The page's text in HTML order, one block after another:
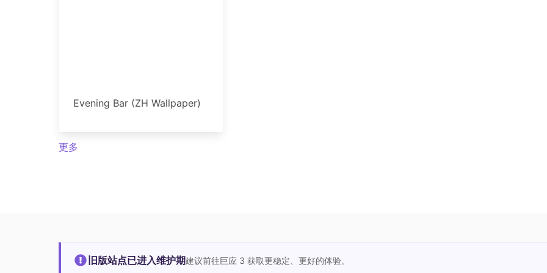
Evening Bar (ZH Wallpaper)
更多
旧版站点已进入维护期建议前往巨应 3 获取更稳定、更好的体验。